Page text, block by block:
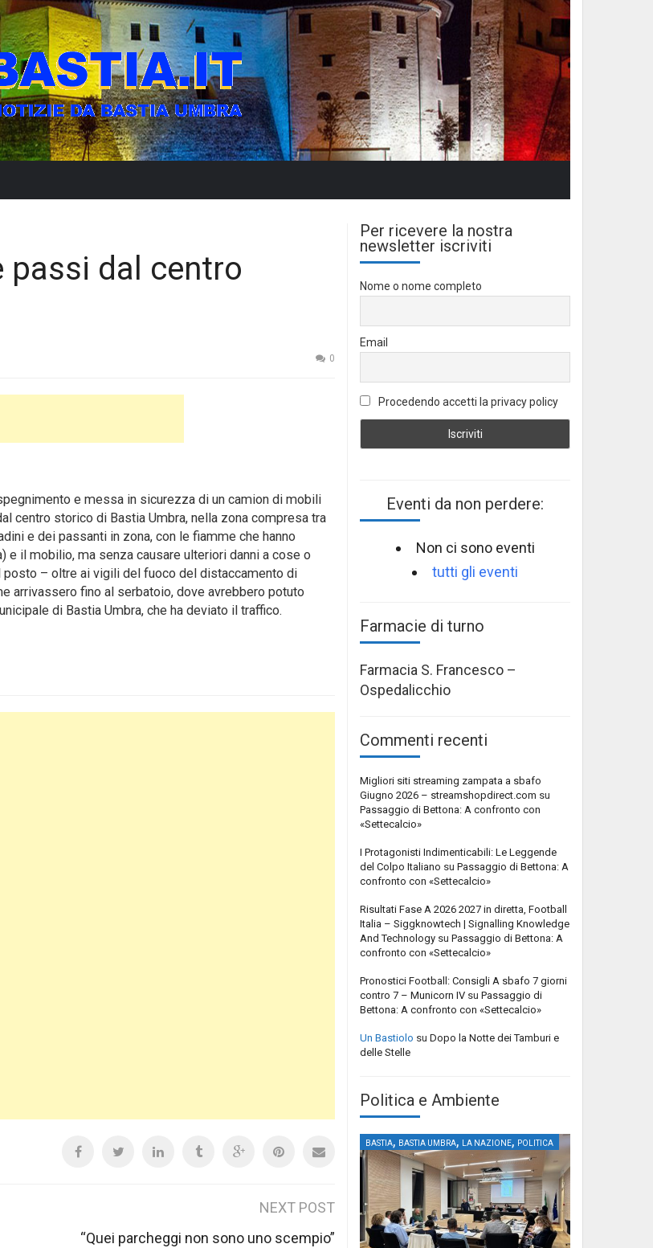
passi dal centro
0
e messa in sicurezza di un camion di mobili
centro storico di Bastia Umbra, nella zona compresa tra
e dei passanti in zona, con le fiamme che hanno
e il mobilio, ma senza causare ulteriori danni a cose o
posto – oltre ai vigili del fuoco del distaccamento di
arrivassero fino al serbatoio, dove avrebbero potuto
di Bastia Umbra, che ha deviato il traffico.
NEXT POST
“Quei parcheggi non sono uno scempio”
Per ricevere la nostra
newsletter iscriviti
Nome o nome completo
Email
Procedendo accetti la privacy policy
Eventi da non perdere:
Non ci sono eventi
tutti gli eventi
Farmacie di turno
Farmacia S. Francesco –
Ospedalicchio
Commenti recenti
Migliori siti streaming zampata a sbafo
Giugno 2026 – streamshopdirect.com su
Passaggio di Bettona: A confronto con
«Settecalcio»
I Protagonisti Indimenticabili: Le Leggende
del Colpo Italiano su Passaggio di Bettona: A
confronto con «Settecalcio»
Risultati Fase A 2026 2027 in diretta, Football
Italia – Siggknowtech | Signalling Knowledge
And Technology su Passaggio di Bettona: A
confronto con «Settecalcio»
Pronostici Football: Consigli A sbafo 7 giorni
contro 7 – Municorn IV su Passaggio di
Bettona: A confronto con «Settecalcio»
Un Bastiolo su Dopo la Notte dei Tamburi e
delle Stelle
Politica e Ambiente
BASTIA, BASTIA UMBRA, LA NAZIONE, POLITICA